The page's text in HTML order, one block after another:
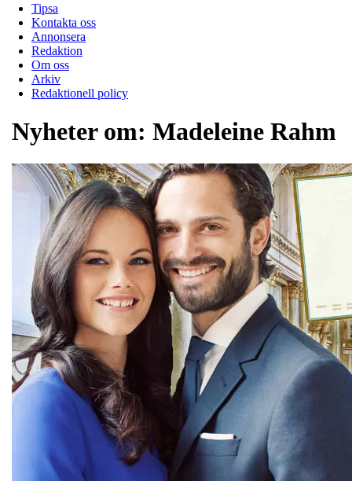
Tipsa
Kontakta oss
Annonsera
Redaktion
Om oss
Arkiv
Redaktionell policy
Nyheter om: Madeleine Rahm